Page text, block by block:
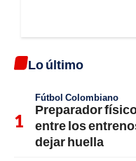
Lo último
Fútbol Colombiano
Preparador
entre los
dejar huella